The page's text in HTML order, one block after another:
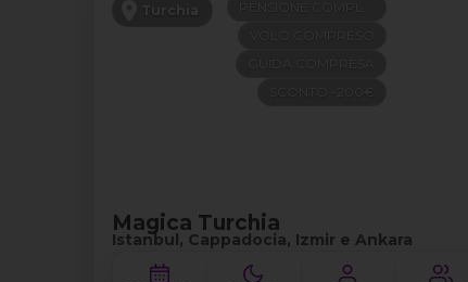
Turchia
Magica Turchia
Istanbul, Cappadocia, Izmir e Ankara